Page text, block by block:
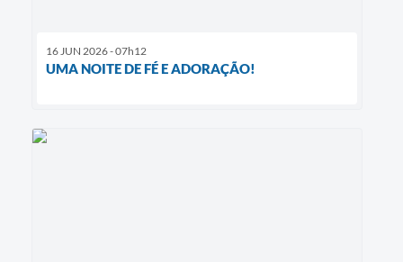
16 JUN 2026 - 07h12
UMA NOITE DE FÉ E ADORAÇÃO!